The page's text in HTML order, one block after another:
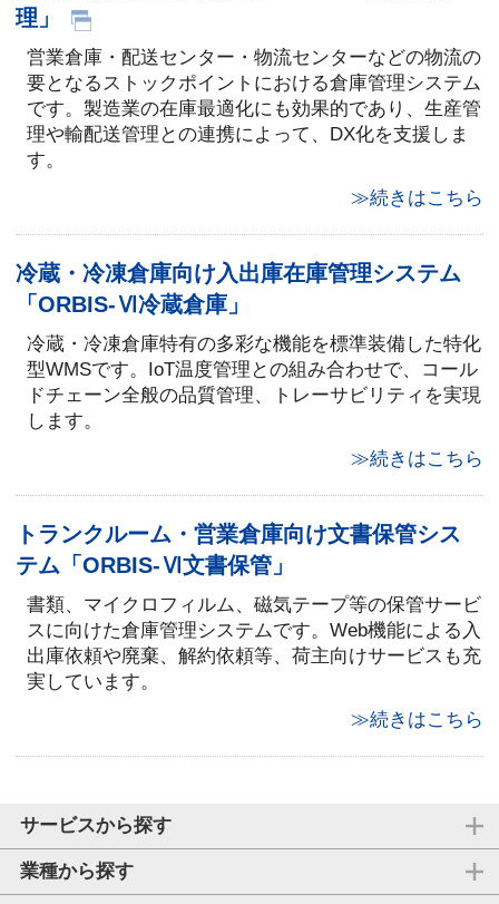
理」
営業倉庫・配送センター・物流センターなどの物流の
要となるストックポイントにおける倉庫管理システム
です。製造業の在庫最適化にも効果的であり、生産管
理や輸配送管理との連携によって、DX化を支援しま
す。
≫続きはこちら
冷蔵・冷凍倉庫向け入出庫在庫管理システム
「ORBIS-Ⅵ冷蔵倉庫」
冷蔵・冷凍倉庫特有の多彩な機能を標準装備した特化
型WMSです。IoT温度管理との組み合わせで、コール
ドチェーン全般の品質管理、トレーサビリティを実現
します。
≫続きはこちら
トランクルーム・営業倉庫向け文書保管シス
テム「ORBIS-Ⅵ文書保管」
書類、マイクロフィルム、磁気テープ等の保管サービ
スに向けた倉庫管理システムです。Web機能による入
出庫依頼や廃棄、解約依頼等、荷主向けサービスも充
実しています。
≫続きはこちら
サービスから探す
業種から探す